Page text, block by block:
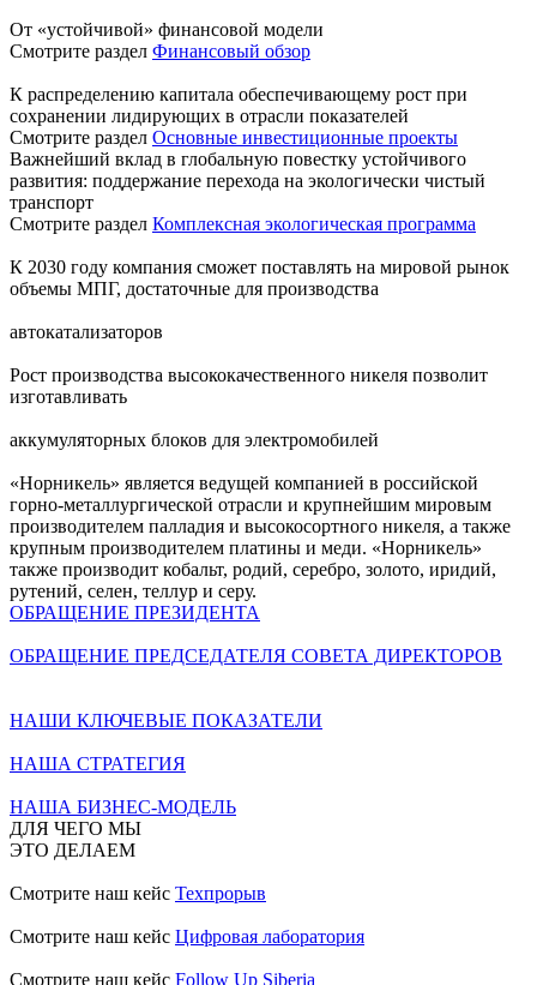
От «устойчивой» финансовой модели
Смотрите раздел Финансовый обзор
К распределению капитала обеспечивающему рост при
сохранении лидирующих в отрасли показателей
Смотрите раздел Основные инвестиционные проекты
Важнейший вклад в глобальную повестку устойчивого
развития: поддержание перехода на экологически чистый
транспорт
Смотрите раздел Комплексная экологическая программа
К 2030 году компания сможет поставлять на мировой рынок
объемы МПГ, достаточные для производства
автокатализаторов
Рост производства высококачественного никеля позволит
изготавливать
аккумуляторных блоков для электромобилей
«Норникель» является ведущей компанией в российской
горно-металлургической отрасли и крупнейшим мировым
производителем палладия и высокосортного никеля, а также
крупным производителем платины и меди. «Норникель»
также производит кобальт, родий, серебро, золото, иридий,
рутений, селен, теллур и серу.
ОБРАЩЕНИЕ ПРЕЗИДЕНТА
ОБРАЩЕНИЕ ПРЕДСЕДАТЕЛЯ СОВЕТА ДИРЕКТОРОВ
НАШИ КЛЮЧЕВЫЕ ПОКАЗАТЕЛИ
НАША СТРАТЕГИЯ
НАША БИЗНЕС-МОДЕЛЬ
ДЛЯ ЧЕГО МЫ
ЭТО ДЕЛАЕМ
Смотрите наш кейс Техпрорыв
Смотрите наш кейс Цифровая лаборатория
Смотрите наш кейс Follow Up Siberia